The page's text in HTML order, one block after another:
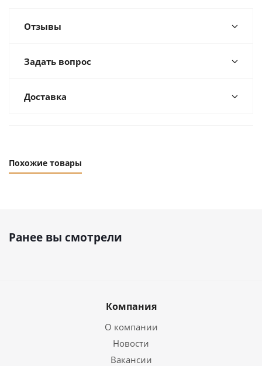
Отзывы
Задать вопрос
Доставка
Похожие товары
Ранее вы смотрели
Компания
О компании
Новости
Вакансии